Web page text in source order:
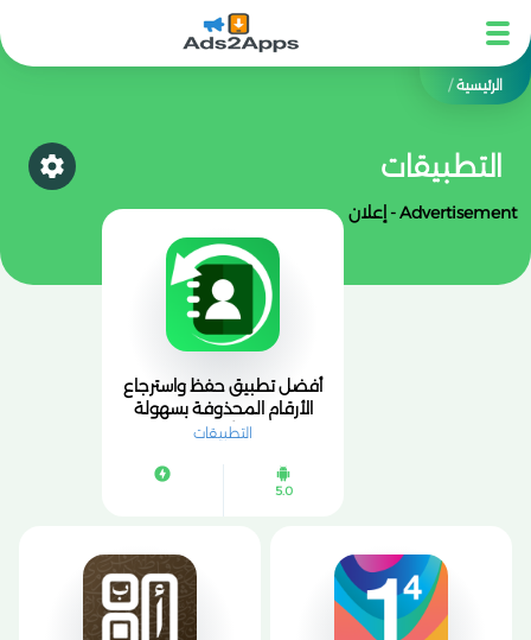
الرئيسية/
التطبيقات
Advertisement - إعلان
أفضل تطبيق حفظ واسترجاع
الأرقام المحذوفة بسهولة
وأمان
التطبيقات
5.0